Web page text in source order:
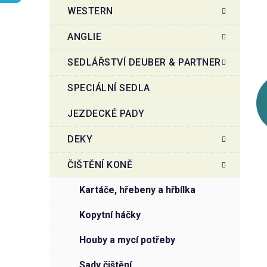
n
í
n
l
WESTERN
ANGLIE
SEDLÁŘSTVÍ DEUBER & PARTNER
SPECIÁLNÍ SEDLA
JEZDECKÉ PADY
DEKY
ČIŠTĚNÍ KONĚ
kartáče, hřebeny a hřbílka
kopytní háčky
houby a mycí potřeby
sady čištění